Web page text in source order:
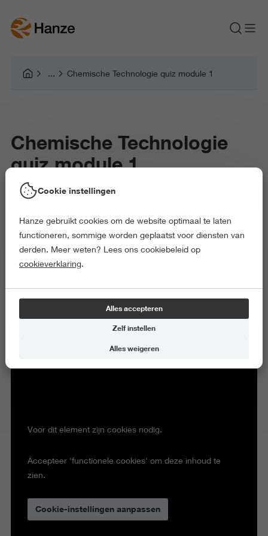
Chemische Technologie quiz module 1
Chemische Technologie
quiz module 1
Voor dit element zijn cookies nodig.
Accepteer 'functionele cookies' om deze inhoud te
zien.
Cookie-instellingen aanpassen
Cookie instellingen
Hanze gebruikt cookies om de website optimaal te laten
functioneren, sommige worden geplaatst voor diensten van
derden. Meer weten? Lees ons cookiebeleid op
cookieverklaring.
Alles accepteren
Zelf instellen
Alles weigeren